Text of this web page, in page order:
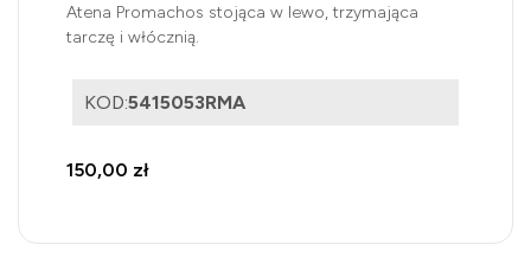
Atena Promachos stojąca w lewo, trzymająca
tarczę i włócznią.
KOD:5415053RMA
150,00 zł